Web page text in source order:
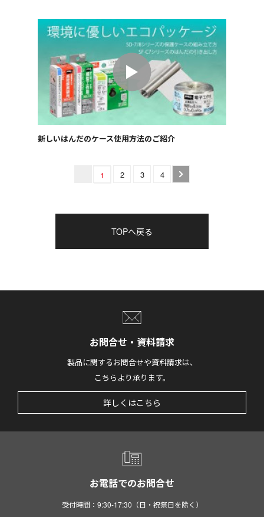
新しいはんだのケース使用方法のご紹介
1 2 3 4
TOPへ戻る
お問合せ・資料請求
製品に関するお問合せや資料請求は、
こちらより承ります。
詳しくはこちら
お電話でのお問合せ
受付時間：9:30-17:30（日・祝祭日を除く）